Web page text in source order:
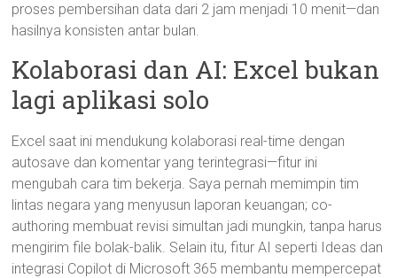
proses pembersihan data dari 2 jam menjadi 10 menit—dan
hasilnya konsisten antar bulan.
Kolaborasi dan AI: Excel bukan
lagi aplikasi solo
Excel saat ini mendukung kolaborasi real-time dengan
autosave dan komentar yang terintegrasi—fitur ini
mengubah cara tim bekerja. Saya pernah memimpin tim
lintas negara yang menyusun laporan keuangan; co-
authoring membuat revisi simultan jadi mungkin, tanpa harus
mengirim file bolak-balik. Selain itu, fitur AI seperti Ideas dan
integrasi Copilot di Microsoft 365 membantu mempercepat